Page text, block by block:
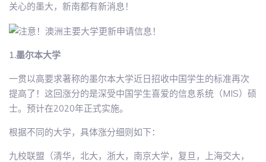
关心的墨大，新南都有新消息！
1.墨尔本大学
一贯以高要求著称的墨尔本大学近日招收中国学生的标准再次
提高了！这回涨分的是深受中国学生喜爱的信息系统（MIS）硕
士。预计在2020年正式实施。
根据不同的大学，具体涨分细则如下：
九校联盟（清华，北大，浙大，南京大学，复旦，上海交大，